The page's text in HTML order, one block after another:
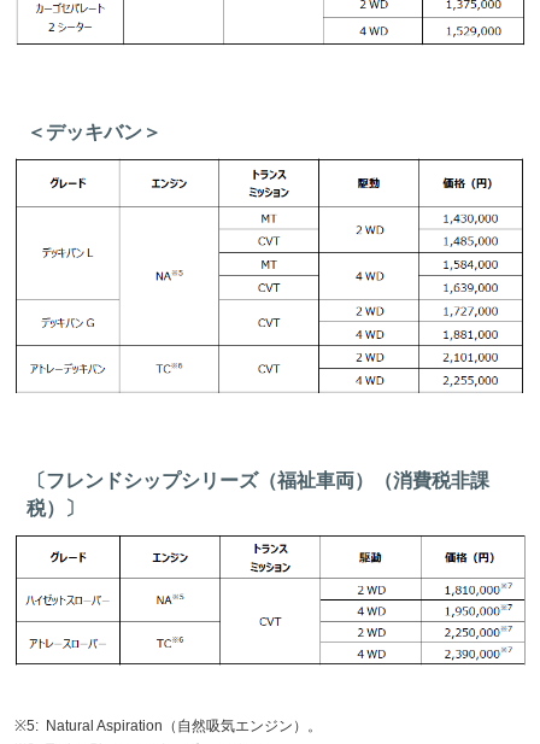
＜デッキバン＞
〔フレンドシップシリーズ（福祉車両）（消費税非課
税）〕
※5: Natural Aspiration（自然吸気エンジン）。